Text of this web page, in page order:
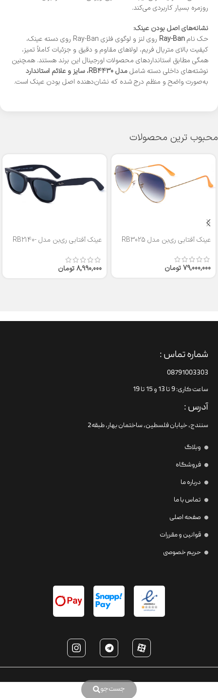
روزمره بسیار کاربردی می‌کند.
نشانه‌های اصل بودن عینک:
حک نامRay-Ban
روی لنز و لوگوی فلزی Ray-Ban روی دسته عینک،
کیفیت بالای متریال فریم، لولاهای مقاوم و دقیق و جزئیات کاملاً تمیز،
همگی مطابق استانداردهای محصولات اورجینال این برند هستند. همچنین
نوشته‌های داخلی دسته شاملمدل RB4430، سایز و علائم استاندارد
به‌صورت واضح و منظم درج شده که نشان‌دهنده اصل بودن عینک است.
محبوب ترین محصولات
عینک آفتابی ری‌بن مدل RB3025
79,000,000تومان
عینک آفتابی ری‌بن مدل RB2140-
8,990,000تومان
جست‌جو
شماره تماس :
08791003303
ساعت کاری: 9 تا 13 و 15 تا 19
آدرس :
سنندج، خیابان فلسطین،‌ ساختمان بهار، طبقه2
وبلاگ
فروشگاه
درباره ما
تماس با ما
صفحه اصلی
قوانین و مقررات
حریم خصوصی